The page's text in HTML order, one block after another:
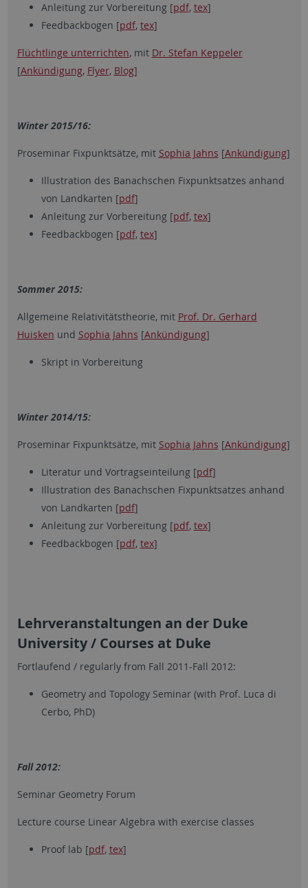
Anleitung zur Vorbereitung [pdf, tex]
Feedbackbogen [pdf, tex]
Flüchtlinge unterrichten, mit Dr. Stefan Keppeler
[Ankündigung, Flyer, Blog]
Winter 2015/16:
Proseminar Fixpunktsätze, mit Sophia Jahns [Ankündigung]
Illustration des Banachschen Fixpunktsatzes anhand
von Landkarten [pdf]
Anleitung zur Vorbereitung [pdf, tex]
Feedbackbogen [pdf, tex]
Sommer 2015:
Allgemeine Relativitätstheorie, mit Prof. Dr. Gerhard
Huisken und Sophia Jahns [Ankündigung]
Skript in Vorbereitung
Winter 2014/15:
Proseminar Fixpunktsätze, mit Sophia Jahns [Ankündigung]
Literatur und Vortragseinteilung [pdf]
Illustration des Banachschen Fixpunktsatzes anhand
von Landkarten [pdf]
Anleitung zur Vorbereitung [pdf, tex]
Feedbackbogen [pdf, tex]
Lehrveranstaltungen an der Duke
University / Courses at Duke
Fortlaufend / regularly from Fall 2011-Fall 2012:
Geometry and Topology Seminar (with Prof. Luca di
Cerbo, PhD)
Fall 2012:
Seminar Geometry Forum
Lecture course Linear Algebra with exercise classes
Proof lab [pdf, tex]